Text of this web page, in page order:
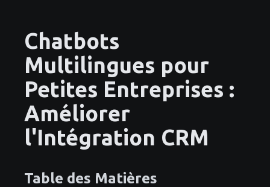
Chatbots
Multilingues pour
Petites Entreprises :
Améliorer
l'Intégration CRM
Table des Matières